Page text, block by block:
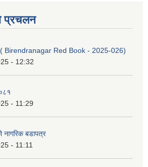
प्रचलन
( Birendranagar Red Book - 2025-026)
- 12:32
- 11:29
नागरिक बडापत्र
- 11:11